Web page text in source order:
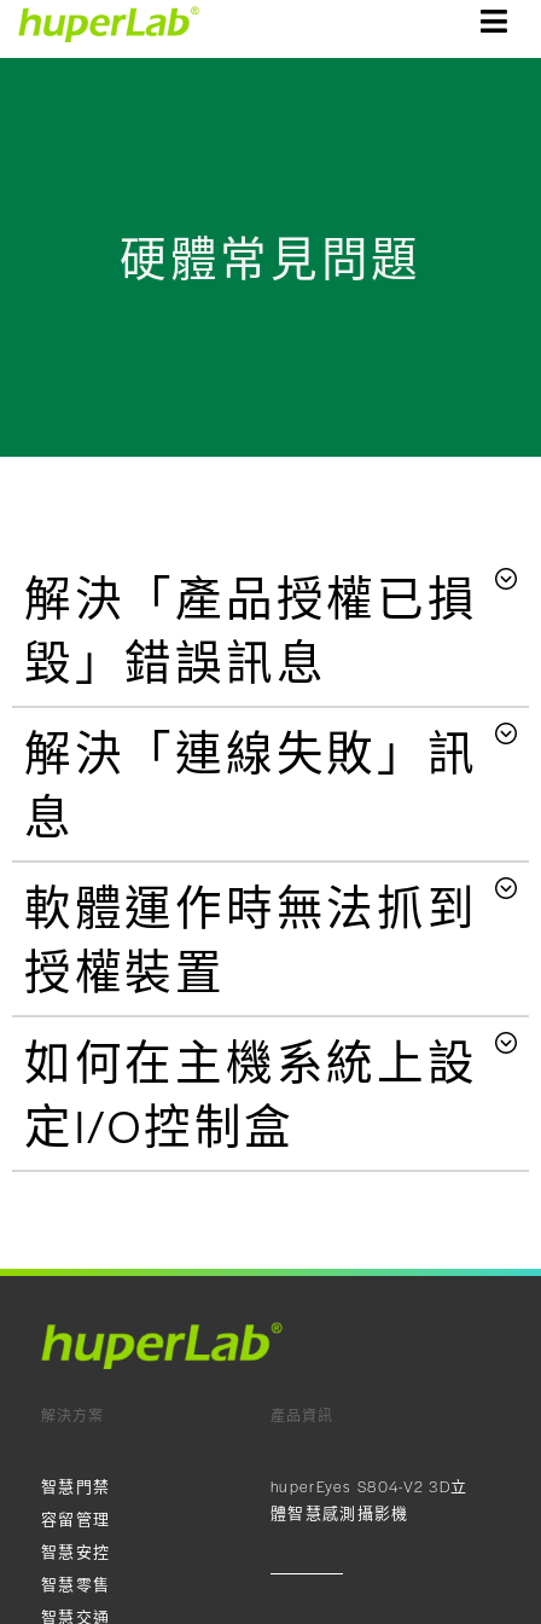
硬體常見問題
解決「產品授權已損
毀」錯誤訊息
解決「連線失敗」訊
息
軟體運作時無法抓到
授權裝置
如何在主機系統上設
定I/O控制盒
解決方案
智慧門禁
容留管理
智慧安控
智慧零售
智慧交通
產品資訊
huperEyes S804-V2 3D立
體智慧感測攝影機